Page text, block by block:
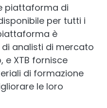
piattaforma di
per tutti i
è
analisti di mercato
e XTB fornisce
di formazione
le loro